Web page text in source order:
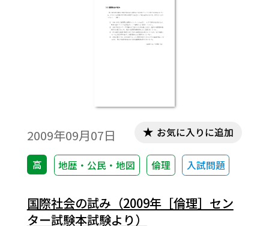
2009年09月07日
高 地歴・公民・地図 倫理 入試問題
お気に入りに追加
国際社会の試み（2009年［倫理］セン
ター試験本試験より）